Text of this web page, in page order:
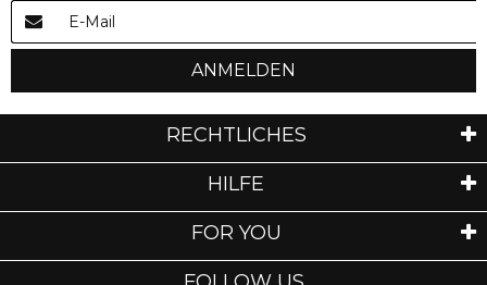
ANMELDEN
RECHTLICHES
HILFE
FOR YOU